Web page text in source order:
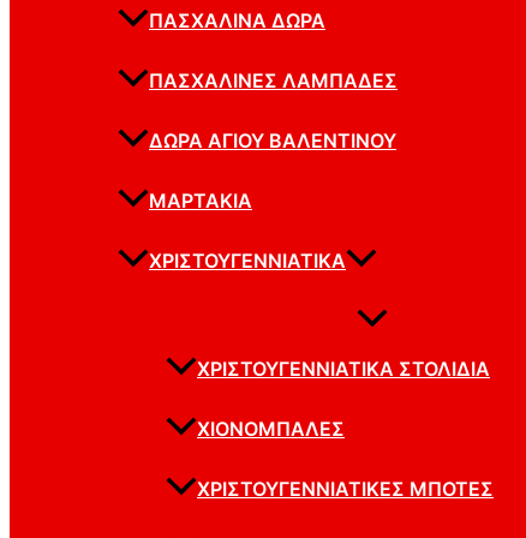
ΠΑΣΧΑΛΙΝΆ ΔΏΡΑ
ΠΑΣΧΑΛΙΝΈΣ ΛΑΜΠΆΔΕΣ
ΔΏΡΑ ΑΓΊΟΥ ΒΑΛΕΝΤΊΝΟΥ
ΜΑΡΤΆΚΙΑ
ΧΡΙΣΤΟΥΓΕΝΝΙΆΤΙΚΑ
ΧΡΙΣΤΟΥΓΕΝΝΙΆΤΙΚΑ ΣΤΟΛΊΔΙΑ
ΧΙΟΝΌΜΠΑΛΕΣ
ΧΡΙΣΤΟΥΓΕΝΝΙΆΤΙΚΕΣ ΜΠΌΤΕΣ